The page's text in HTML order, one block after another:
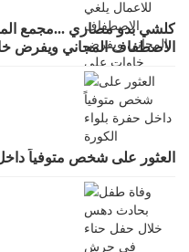
كلشي بدو مصاري ...مجمع
الاصطفاف المجاني
واسع لقرار يطرد الاستثمار
العثور على شخص متوفياً